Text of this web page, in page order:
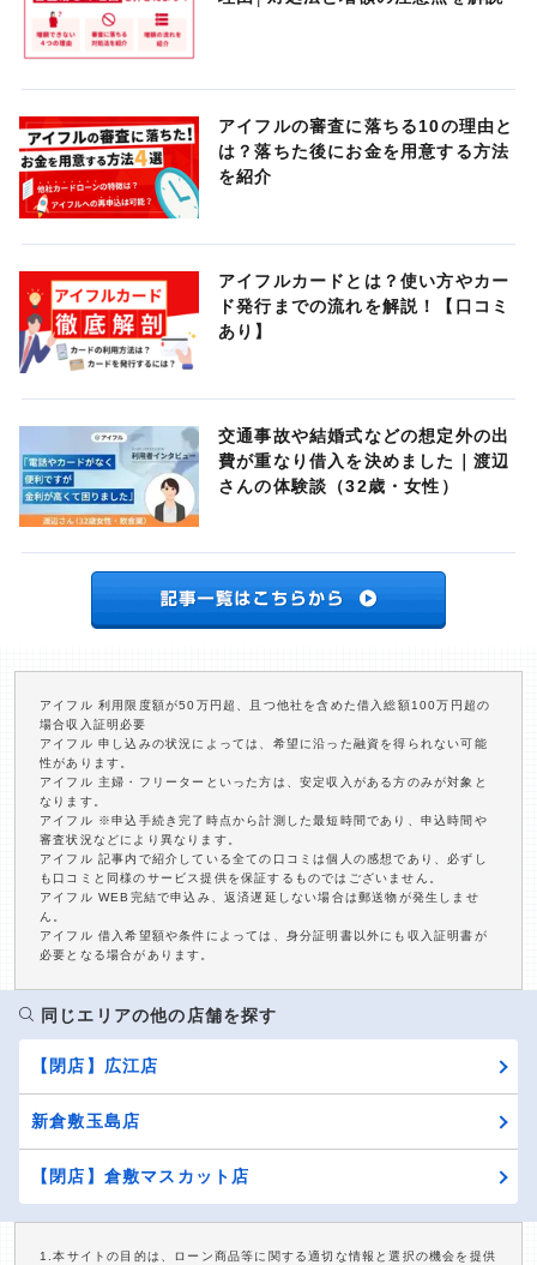
アイフルの審査に落ちる10の理由と
は？落ちた後にお金を用意する方法
を紹介
アイフルカードとは？使い方やカー
ド発行までの流れを解説！【口コミ
あり】
交通事故や結婚式などの想定外の出
費が重なり借入を決めました｜渡辺
さんの体験談（32歳・女性）
アイフル 利用限度額が50万円超、且つ他社を含めた借入総額100万円超の
場合収入証明必要
アイフル 申し込みの状況によっては、希望に沿った融資を得られない可能
性があります。
アイフル 主婦・フリーターといった方は、安定収入がある方のみが対象と
なります。
アイフル ※申込手続き完了時点から計測した最短時間であり、申込時間や
審査状況などにより異なります。
アイフル 記事内で紹介している全ての口コミは個人の感想であり、必ずし
も口コミと同様のサービス提供を保証するものではございません。
アイフル WEB完結で申込み、返済遅延しない場合は郵送物が発生しませ
ん。
アイフル 借入希望額や条件によっては、身分証明書以外にも収入証明書が
必要となる場合があります。
同じエリアの他の店舗を探す
【閉店】広江店
新倉敷玉島店
【閉店】倉敷マスカット店
1.本サイトの目的は、ローン商品等に関する適切な情報と選択の機会を提供